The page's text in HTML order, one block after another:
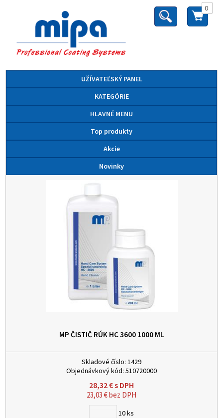
0
UŽÍVATEĽSKÝ PANEL
KATEGÓRIE
HLAVNÉ MENU
Top produkty
Akcie
Novinky
MP ČISTIČ RÚK HC 3600 1000 ML
Skladové číslo: 1429
Objednávkový kód: 510720000
28,32€s DPH
23,03 €bez DPH
10ks